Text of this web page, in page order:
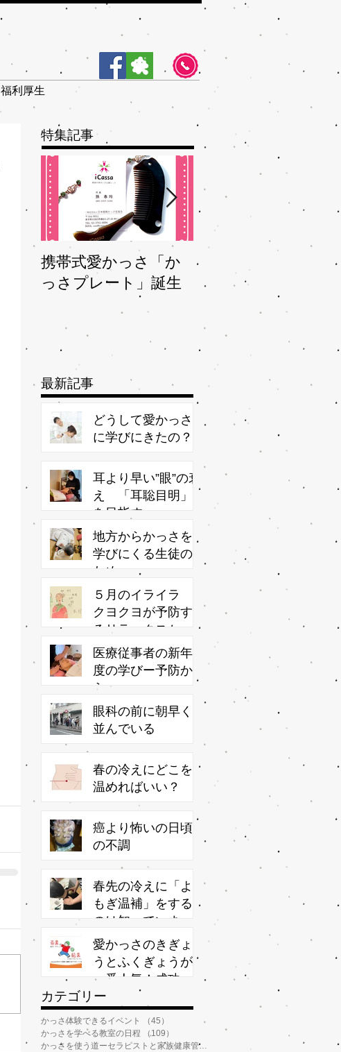
福利厚生
特集記事
携帯式愛かっさ「か
っさプレート」誕生
夏バテバテを脱つ、
秋ガサガサを予防
最新記事
どうして愛かっさ
に学びにきたの？
耳より早い”眼”の衰
え 「耳聡目明」
を目指す
地方からかっさを
学びにくる生徒の
ため
５月のイライラ
クヨクヨが予防す
るリラックスかっ
さ
医療従事者の新年
度の学びー予防か
ら
眼科の前に朝早く
並んでいる
春の冷えにどこを
温めればいい？
癌より怖いの日頃
の不調
春先の冷えに「よ
もぎ温補」をする
のは知っています
か？
愛かっさのきぎょ
うとふくぎょうが
一番人気！成功率
が高いわけ
​カテゴリー
かっさ体験できるイベント （45）
45件の記事
かっさを学べる教室の日程
（109）
かっさを使う道ーセラピストと家族健康管理